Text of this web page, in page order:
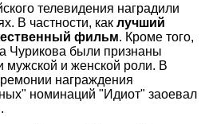
телевидения наградили
В частности, как лучший
фильм. Кроме того,
Чурикова были признаны
мужской и женской роли. В
награждения
номинаций "Идиот" заоевал